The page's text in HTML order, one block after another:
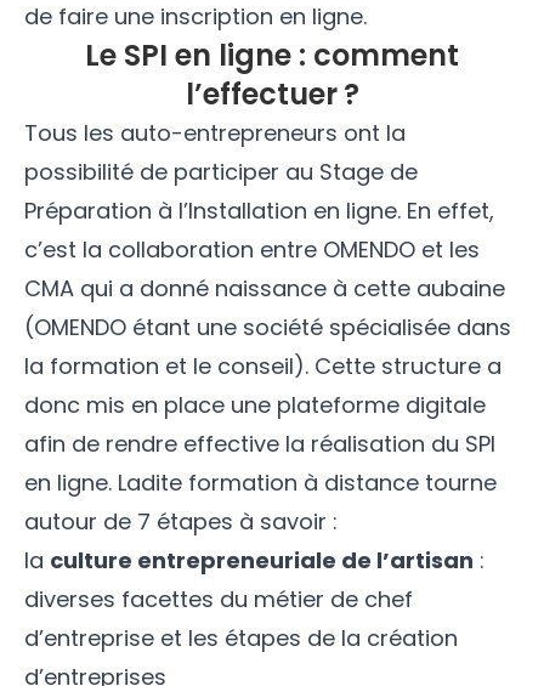
de faire une inscription en ligne.
Le SPI en ligne : comment
l’effectuer ?
Tous les auto-entrepreneurs ont la
possibilité de participer au Stage de
Préparation à l’Installation en ligne. En effet,
c’est la collaboration entre OMENDO et les
CMA qui a donné naissance à cette aubaine
(OMENDO étant une société spécialisée dans
la formation et le conseil). Cette structure a
donc mis en place une plateforme digitale
afin de rendre effective la réalisation du SPI
en ligne. Ladite formation à distance tourne
autour de 7 étapes à savoir :
la culture entrepreneuriale de l’artisan :
diverses facettes du métier de chef
d’entreprise et les étapes de la création
d’entreprises